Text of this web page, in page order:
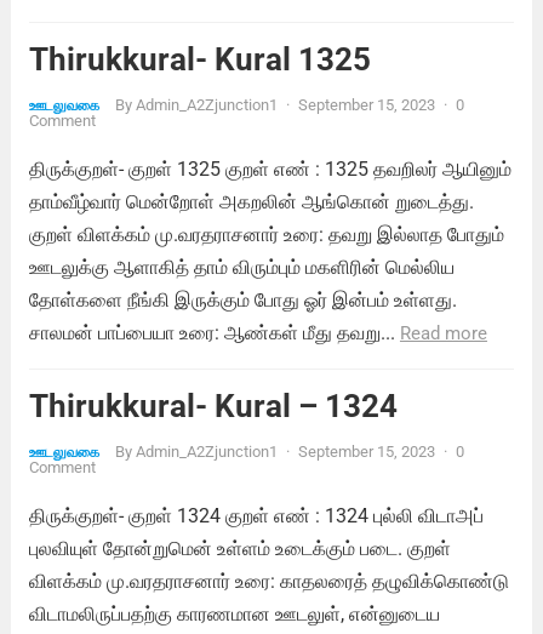
Thirukkural- Kural 1325
ஊடலுவகை By Admin_A2Zjunction1 · September 15, 2023 · 0
Comment
திருக்குறள்- குறள் 1325 குறள் எண் : 1325 தவறிலர் ஆயினும்
தாம்வீழ்வார் மென்றோள் அகறலின் ஆங்கொன் றுடைத்து.
குறள் விளக்கம் மு.வரதராசனார் உரை: தவறு இல்லாத போதும்
ஊடலுக்கு ஆளாகித் தாம் விரும்பும் மகளிரின் மெல்லிய
தோள்களை நீங்கி இருக்கும் போது ஓர் இன்பம் உள்ளது.
சாலமன் பாப்பையா உரை: ஆண்கள் மீது தவறு... Read more
Thirukkural- Kural – 1324
ஊடலுவகை By Admin_A2Zjunction1 · September 15, 2023 · 0
Comment
திருக்குறள்- குறள் 1324 குறள் எண் : 1324 புல்லி விடாஅப்
புலவியுள் தோன்றுமென் உள்ளம் உடைக்கும் படை. குறள்
விளக்கம் மு.வரதராசனார் உரை: காதலரைத் தழுவிக்கொண்டு
விடாமலிருப்பதற்கு காரணமான ஊடலுள், என்னுடைய